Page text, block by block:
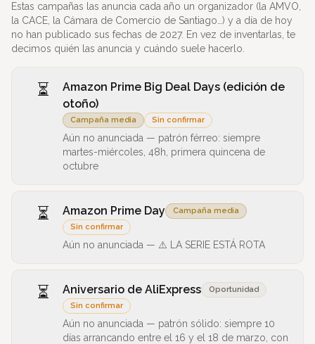
Estas campañas las anuncia cada año un organizador (la AMVO,
la CACE, la Cámara de Comercio de Santiago…) y a día de hoy
no han publicado sus fechas de 2027. En vez de inventarlas, te
decimos quién las anuncia y cuándo suele hacerlo.
⏳
Amazon Prime Big Deal Days (edición de
otoño)
Campaña media Sin confirmar
Aún no anunciada — patrón férreo: siempre
martes-miércoles, 48h, primera quincena de
octubre
⏳ Amazon Prime Day
Campaña media
Sin confirmar
Aún no anunciada — ⚠️ LA SERIE ESTÁ ROTA
⏳ Aniversario de AliExpress
Oportunidad
Sin confirmar
Aún no anunciada — patrón sólido: siempre 10
días arrancando entre el 16 y el 18 de marzo, con